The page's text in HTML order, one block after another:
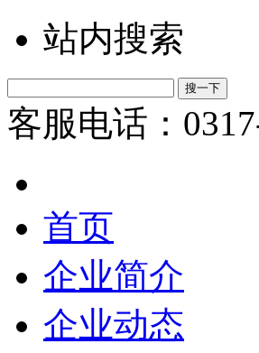
站内搜索
客服电话：
首页
企业简介
企业动态